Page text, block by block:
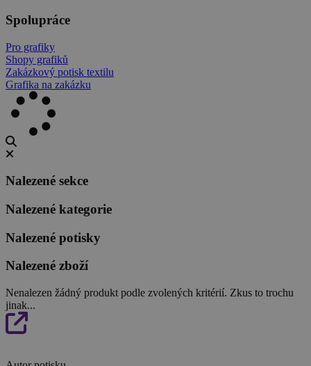
Spolupráce
Pro grafiky
Shopy grafiků
Zakázkový potisk textilu
Grafika na zakázku
Nalezené sekce
Nalezené kategorie
Nalezené potisky
Nalezené zboží
Nenalezen žádný produkt podle zvolených kritérií. Zkus to trochu
jinak...